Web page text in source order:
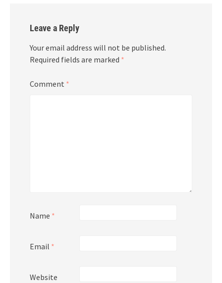
Leave a Reply
Your email address will not be published.
Required fields are marked *
Comment *
Name *
Email *
Website